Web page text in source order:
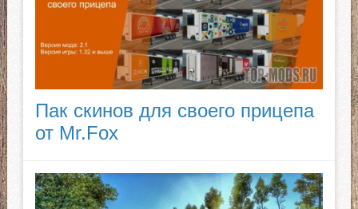
Пак скинов для своего прицепа
от Mr.Fox